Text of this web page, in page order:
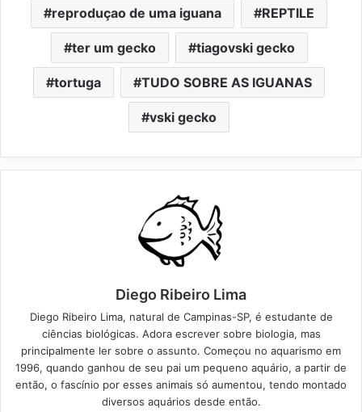
reproduçao de uma iguana REPTILE
ter um gecko tiagovski gecko
tortuga TUDO SOBRE AS IGUANAS
vski gecko
Diego Ribeiro Lima
Diego Ribeiro Lima, natural de Campinas-SP, é estudante de
ciências biológicas. Adora escrever sobre biologia, mas
principalmente ler sobre o assunto. Começou no aquarismo em
1996, quando ganhou de seu pai um pequeno aquário, a partir de
então, o fascínio por esses animais só aumentou, tendo montado
diversos aquários desde então.